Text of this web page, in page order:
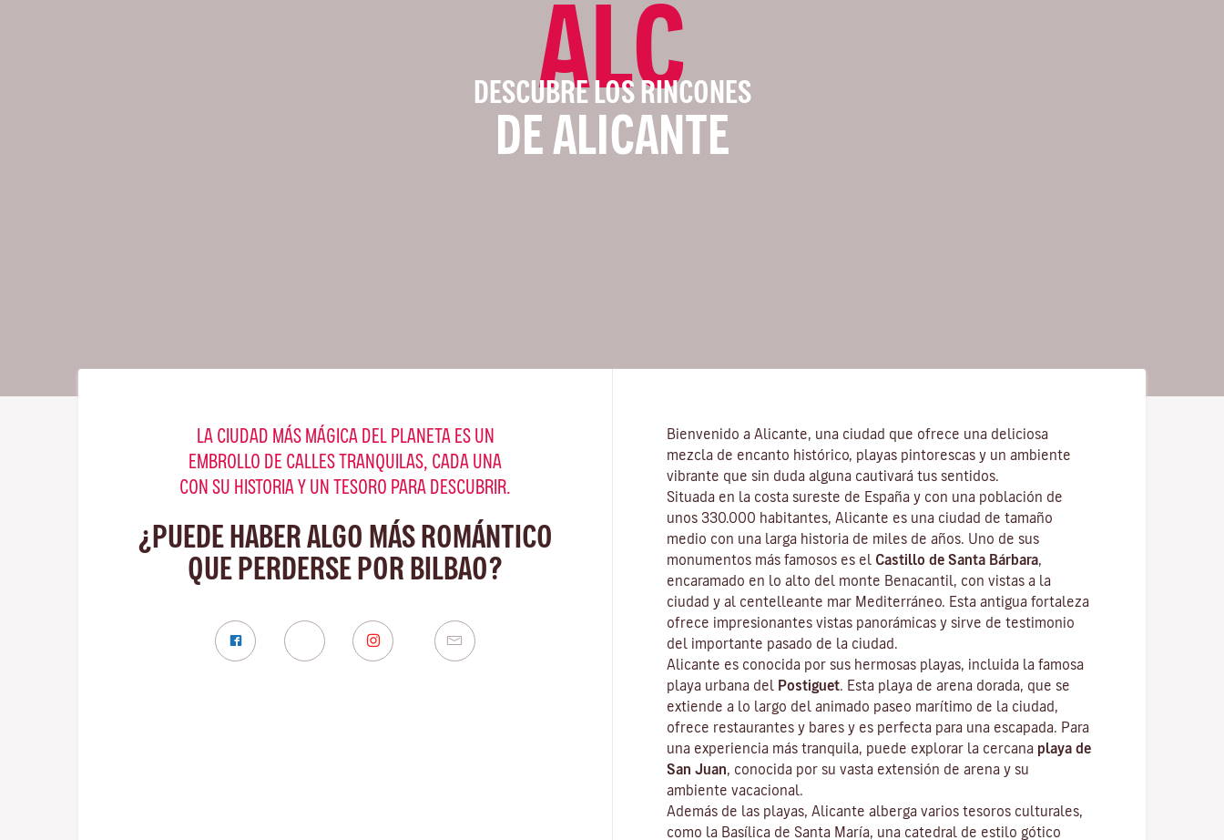
ALC
DESCUBRE LOS RINCONES
DE ALICANTE
LA CIUDAD MÁS MÁGICA DEL PLANETA ES UN
EMBROLLO DE CALLES TRANQUILAS, CADA UNA
CON SU HISTORIA Y UN TESORO PARA DESCUBRIR.
¿PUEDE HABER ALGO MÁS ROMÁNTICO
QUE PERDERSE POR BILBAO?
Bienvenido a Alicante, una ciudad que ofrece una deliciosa
mezcla de encanto histórico, playas pintorescas y un ambiente
vibrante que sin duda alguna cautivará tus sentidos.
Situada en la costa sureste de España y con una población de
unos 330.000 habitantes, Alicante es una ciudad de tamaño
medio con una larga historia de miles de años. Uno de sus
monumentos más famosos es el Castillo de Santa Bárbara
encaramado en lo alto del monte Benacantil, con vistas a la
ciudad y al centelleante mar Mediterráneo. Esta antigua fortaleza
ofrece impresionantes vistas panorámicas y sirve de testimonio
del importante pasado de la ciudad.
Alicante es conocida por sus hermosas playas, incluida la famosa
playa urbana del
Postiguet . Esta playa de arena dorada, que se
extiende a lo largo del animado paseo marítimo de la ciudad,
ofrece restaurantes y bares y es perfecta para una escapada. Para
una experiencia más tranquila, puede explorar la cercana playa de
San Juan , conocida por su vasta extensión de arena y su
ambiente vacacional.
Además de las playas, Alicante alberga varios tesoros culturales,
como la Basílica de Santa María, una catedral de estilo gótico